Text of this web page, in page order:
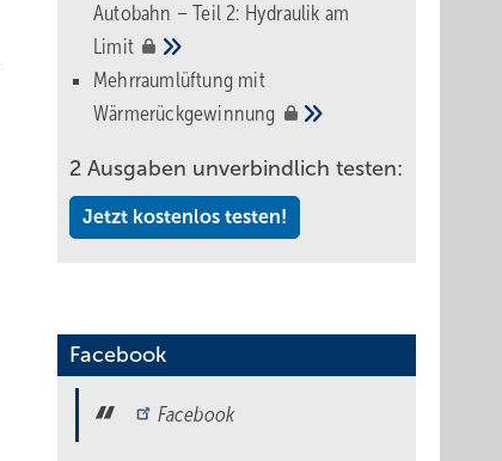
Autobahn – Teil 2: Hydraulik am
Limit
Mehrraumlüftung mit
Wärmerückgewinnung
2 Ausgaben unverbindlich testen:
Jetzt kostenlos testen!
Facebook
Facebook